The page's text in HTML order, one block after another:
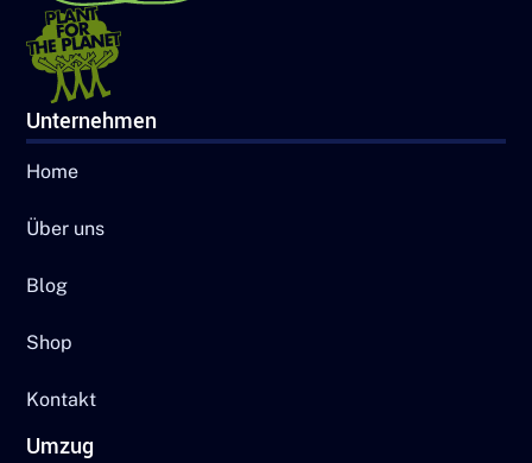
Unternehmen
Home
Über uns
Blog
Shop
Kontakt
Umzug